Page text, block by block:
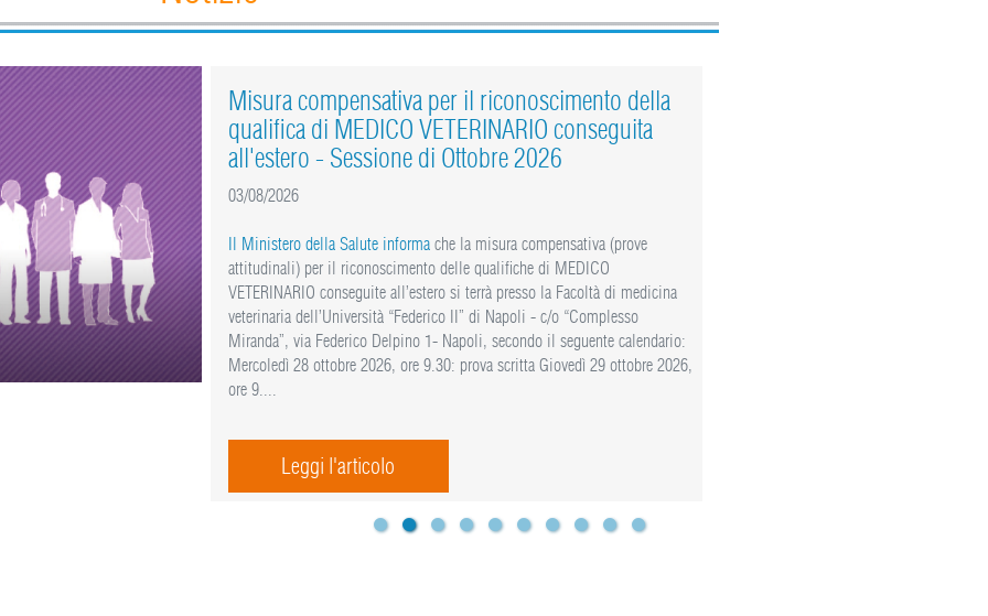
Misura compensativa per il riconoscimento della
qualifica di MEDICO VETERINARIO conseguita
all'estero - Sessione di Ottobre 2026
03/08/2026
Il Ministero della Salute informache la misura compensativa (prove
attitudinali) per il riconoscimento delle qualifiche di MEDICO
VETERINARIO conseguite all’estero si terrà presso la Facoltà di medicina
veterinaria dell’Università “Federico II” di Napoli - c/o “Complesso
Miranda”, via Federico Delpino 1- Napoli, secondo il seguente calendario:
Mercoledì 28 ottobre 2026, ore 9.30: prova scritta Giovedì 29 ottobre 2026,
ore 9....
Leggi l'articolo